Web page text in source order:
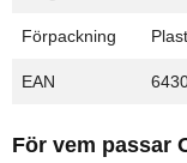
Förpackning
EAN
För vem passar